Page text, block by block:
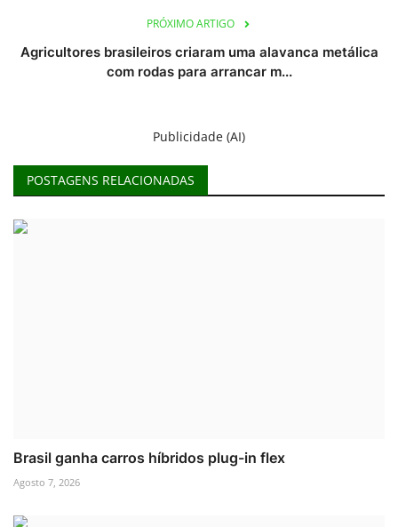
PRÓXIMO ARTIGO
Agricultores brasileiros criaram uma alavanca metálica
com rodas para arrancar m...
Publicidade (AI)
POSTAGENS RELACIONADAS
Brasil ganha carros híbridos plug-in flex
Agosto 7, 2026